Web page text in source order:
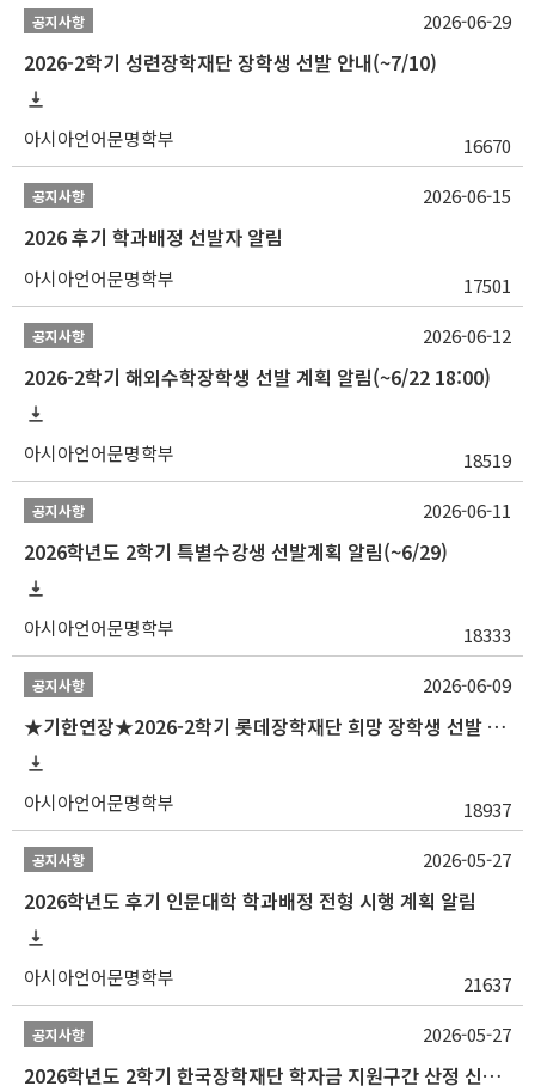
공지사항
2026-2학기 성련장학재단 장학생 선발 안내(~7/10)
아시아언어문명학부 16670
2026-06-29
공지사항
2026 후기 학과배정 선발자 알림
아시아언어문명학부 17501
2026-06-15
공지사항
2026-2학기 해외수학장학생 선발 계획 알림(~6/22 18:00)
아시아언어문명학부 18519
2026-06-12
공지사항
2026학년도 2학기 특별수강생 선발계획 알림(~6/29)
아시아언어문명학부 18333
2026-06-11
공지사항
★기한연장★2026-2학기 롯데장학재단 희망 장학생 선발 안내(~6/15
아시아언어문명학부 18937
2026-06-09
공지사항
2026학년도 후기 인문대학 학과배정 전형 시행 계획 알림
아시아언어문명학부 21637
2026-05-27
공지사항
2026학년도 2학기 한국장학재단 학자금 지원구간 산정 신청 안내
2026-05-27